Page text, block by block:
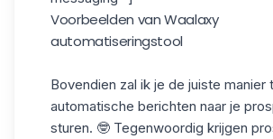
Voorbeelden van Waalaxy
automatiseringstool
Bovendien zal ik je de juiste manier
automatische berichten naar je
sturen. 🤓 Tegenwoordig krijgen